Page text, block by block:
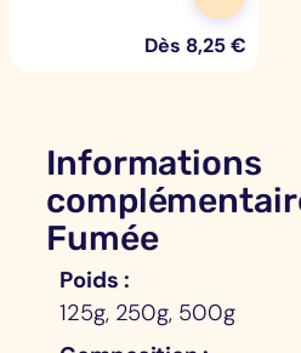
Dès 8,25€
Informations
Fumée
Poids
125g, 250g, 500g